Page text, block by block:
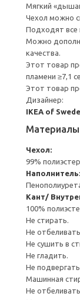
Мягкий
Чехол можно
Подходят все
Можно
качества.
Этот товар
пламени ≥7,1
Этот товар
Дизайнер:
IKEA of
Материалы
Чехол:
99%
Наполнитель:
Кант/
100%
Не стирать.
Не
Не сушить в
Не гладить.
Не
Машинная
Не